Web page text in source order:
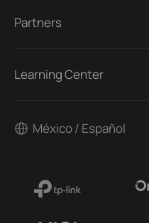
Partners
Learning Center
México / Español